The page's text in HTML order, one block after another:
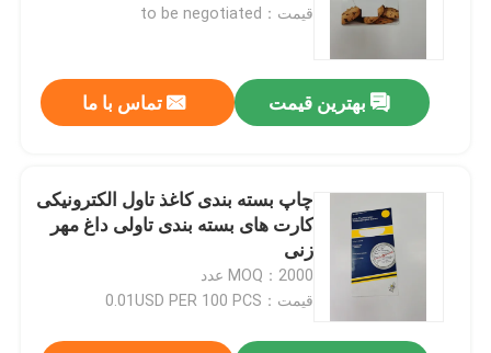
قیمت：to be negotiated
بهترین قیمت تماس با ما
چاپ بسته بندی کاغذ تاول الکترونیکی
کارت های بسته بندی تاولی داغ مهر
زنی
MOQ：2000 عدد
قیمت：0.01USD PER 100 PCS